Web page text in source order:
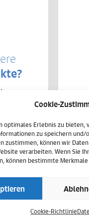
Cookie-
optimales Erlebnis zu
zu speichern und/
zustimmen, können wir
verarbeiten. Wenn Sie
können bestimmte
Cookie-Richtlinie
von
Ihrer